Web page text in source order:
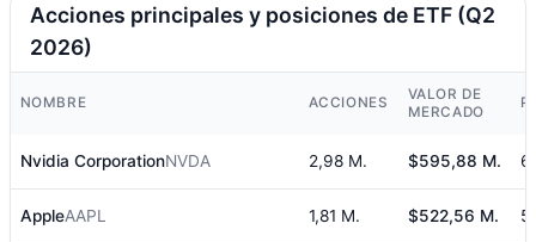
Acciones principales y posiciones de ETF (Q2
2026)
NOMBRE ACCIONES
VALOR DE
MERCADO
Nvidia CorporationNVDA 2,98 M. $595,88 M.
AppleAAPL 1,81 M. $522,56 M.